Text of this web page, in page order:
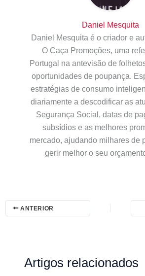
Daniel Mesquita
Daniel Mesquita é o criador e
O Caça Promoções, uma
Portugal na antevisão de
oportunidades de poupança.
estratégias de consumo
diariamente a descodificar as
Segurança Social, datas de
subsídios e as melhores
mercado, ajudando milhares de
gerir melhor o seu
ANTERIOR
Artigos relacionados